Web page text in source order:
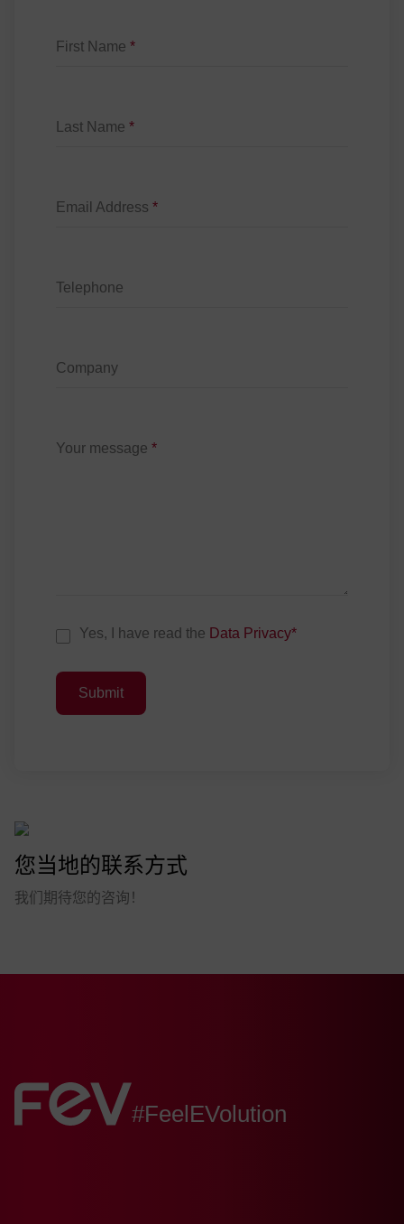
First Name*
Last Name*
Email Address*
Telephone
Company
Your message*
D
t
P
C
o
n
Yes, I have read the Data Privacy*
Submit
您当地的联系方式
我们期待您的咨询！
FEV:
#FeelEVolution